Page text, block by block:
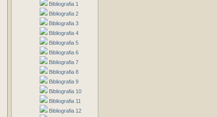
Bibliografia 1
Bibliografia 2
Bibliografia 3
Bibliografia 4
Bibliografia 5
Bibliografia 6
Bibliografia 7
Bibliografia 8
Bibliografia 9
Bibliografia 10
Bibliografia 11
Bibliografia 12